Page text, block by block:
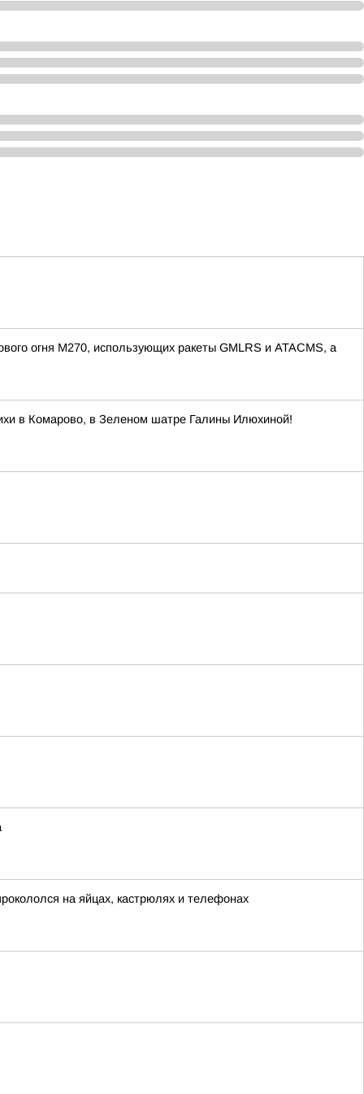
огня M270, использующих ракеты GMLRS и ATACMS, а
в Комарово, в Зеленом шатре Галины Илюхиной!
на яйцах, кастрюлях и телефонах